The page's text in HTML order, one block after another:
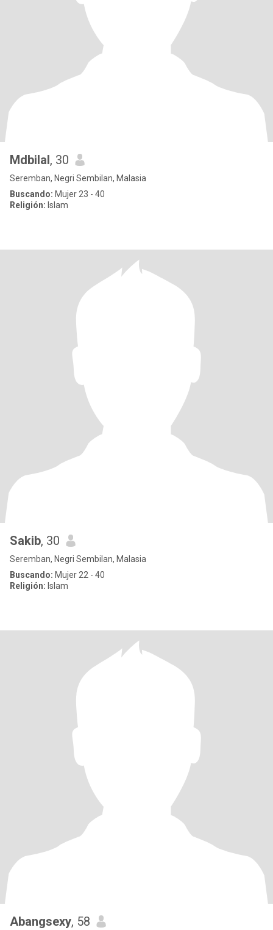
Mdbilal, 30
Seremban, Negri Sembilan, Malasia
Buscando: Mujer 23 - 40
Religión: Islam
Sakib, 30
Seremban, Negri Sembilan, Malasia
Buscando: Mujer 22 - 40
Religión: Islam
Abangsexy, 58